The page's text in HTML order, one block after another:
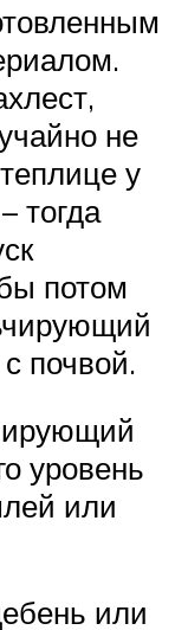
не
у
тогда
потом
почвой.
уровень
или
или